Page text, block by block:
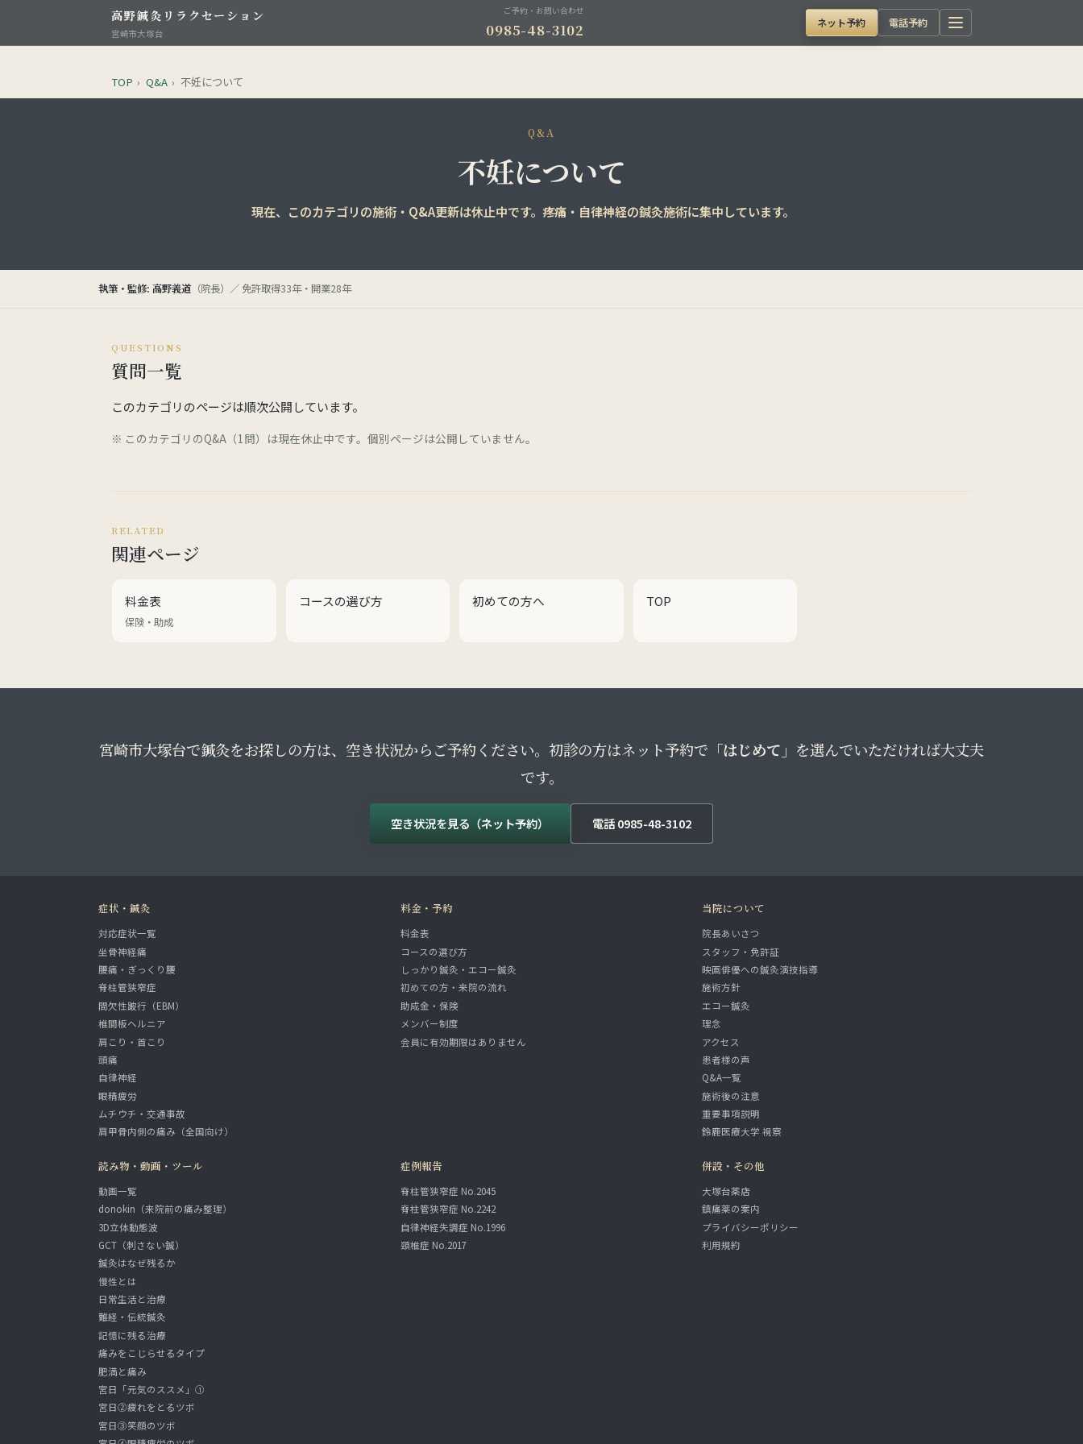
高野鍼灸リラクセーション
宮崎市大塚台
ご予約・お問い合わせ
0985-48-3102 ネット予約 電話予約
TOP › Q&A › 不妊について
Q&A
不妊について
現在、このカテゴリの施術・Q&A更新は休止中です。疼痛・自律神経の鍼灸施術に集中しています。
執筆・監修: 高野義道 （院長）／ 免許取得33年・開業28年
QUESTIONS
質問一覧
このカテゴリのページは順次公開しています。
※ このカテゴリのQ&A（1問）は現在休止中です。個別ページは公開していません。
RELATED
関連ページ
料金表
保険・助成
コースの選び方 初めての方へ TOP
宮崎市大塚台で鍼灸をお探しの方は、空き状況からご予約ください。初診の方はネット予約で 「はじめて」 を選んでいただければ大丈夫
です。
空き状況を見る（ネット予約） 電話 0985-48-3102
症状・鍼灸
対応症状一覧
坐骨神経痛
腰痛・ぎっくり腰
脊柱管狭窄症
間欠性跛行（EBM）
椎間板ヘルニア
肩こり・首こり
頭痛
自律神経
眼精疲労
ムチウチ・交通事故
肩甲骨内側の痛み（全国向け）
料金・予約
料金表
コースの選び方
しっかり鍼灸・エコー鍼灸
初めての方・来院の流れ
助成金・保険
メンバー制度
会員に有効期限はありません
当院について
院長あいさつ
スタッフ・免許証
映画俳優への鍼灸演技指導
施術方針
エコー鍼灸
理念
アクセス
患者様の声
Q&A一覧
施術後の注意
重要事項説明
鈴鹿医療大学 視察
読み物・動画・ツール
動画一覧
donokin（来院前の痛み整理）
3D立体動態波
GCT（刺さない鍼）
鍼灸はなぜ残るか
慢性とは
日常生活と治療
難経・伝統鍼灸
記憶に残る治療
痛みをこじらせるタイプ
肥満と痛み
宮日「元気のススメ」①
宮日②疲れをとるツボ
宮日③笑顔のツボ
症例報告
脊柱管狭窄症 No.2045
脊柱管狭窄症 No.2242
自律神経失調症 No.1996
頸椎症 No.2017
併設・その他
大塚台薬店
鎮痛薬の案内
プライバシーポリシー
利用規約